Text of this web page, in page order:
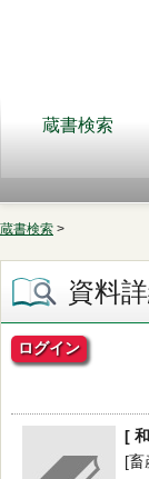
蔵書検索
蔵書検索 >
資料
ログイン
[
[畜